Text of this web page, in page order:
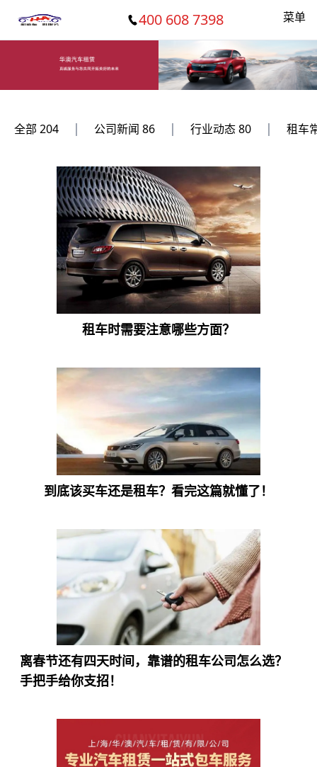
400 608 7398 菜单
全部 204 | 公司新闻 86 | 行业动态80 | 租车
租车时需要注意哪些方面？
到底该买车还是租车？看完这篇就懂了！
离春节还有四天时间，靠谱的租车公司怎么选？
手把手给你支招！